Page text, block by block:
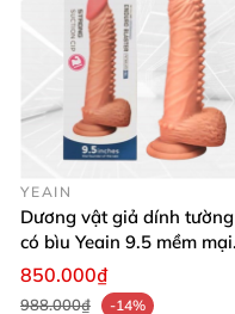
YEAIN
Dương vật giả dính tường
có bìu Yeain 9.5 mềm mại
thật
850.000₫
988.000₫
-14%